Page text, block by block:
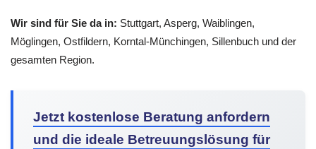
Wir sind für Sie da in: Stuttgart, Asperg, Waiblingen,
Möglingen, Ostfildern, Korntal-Münchingen, Sillenbuch und der
gesamten Region.
Jetzt kostenlose Beratung anfordern
und die ideale Betreuungslösung für